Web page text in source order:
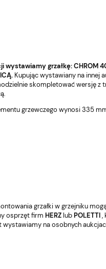
wystawiamy grzałkę: CHROM
Kupując wystawiany na innej
skompletować wersję z
grzewczego wynosi 335
grzałki w grzejniku
osprzęt firm HERZlubPOLETTI,
na osobnych